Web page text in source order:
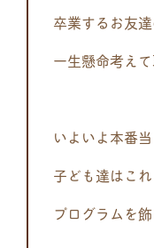
卒業するお友
一生懸命考え
いよいよ本番当
子ども達はこ
プログラムを